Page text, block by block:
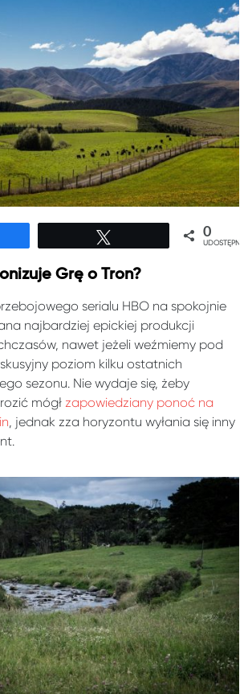
0
Grę o Tron?
serialu HBO na spokojnie
najbardziej epickiej produkcji
nawet jeżeli weźmiemy pod
poziom kilku ostatnich
sezonu. Nie wydaje się, żeby
mógł zapowiedziany ponoć na
, jednak zza horyzontu wyłania się inny